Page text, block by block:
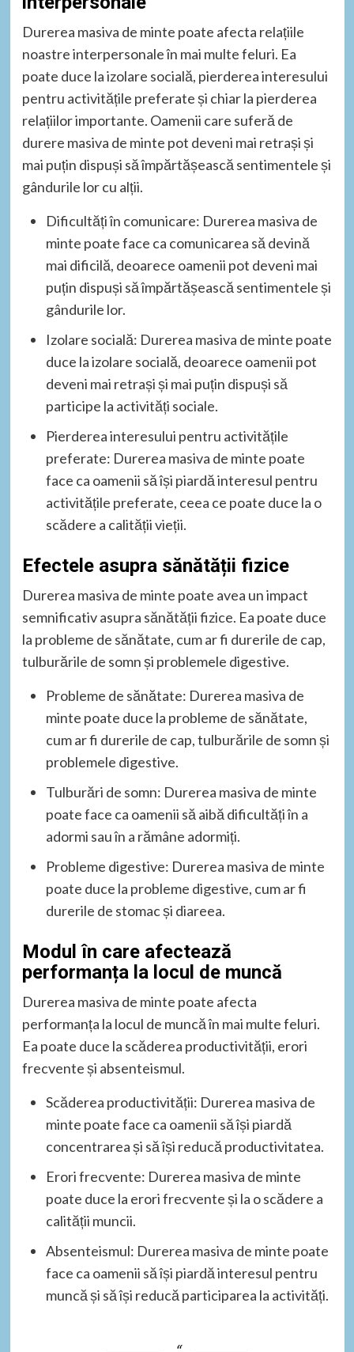
Durerea masiva de minte poate afecta relațiile
noastre interpersonale în mai multe feluri. Ea
poate duce la izolare socială, pierderea interesului
pentru activitățile preferate și chiar la pierderea
relațiilor importante. Oamenii care suferă de
durere masiva de minte pot deveni mai retrași și
mai puțin dispuși să împărtășească sentimentele și
gândurile lor cu alții.
Dificultăți în comunicare: Durerea masiva de
minte poate face ca comunicarea să devină
mai dificilă, deoarece oamenii pot deveni mai
puțin dispuși să împărtășească sentimentele și
gândurile lor.
Izolare socială: Durerea masiva de minte poate
duce la izolare socială, deoarece oamenii pot
deveni mai retrași și mai puțin dispuși să
participe la activități sociale.
Pierderea interesului pentru activitățile
preferate: Durerea masiva de minte poate
face ca oamenii să își piardă interesul pentru
activitățile preferate, ceea ce poate duce la o
scădere a calității vieții.
Efectele asupra sănătății fizice
Durerea masiva de minte poate avea un impact
semnificativ asupra sănătății fizice. Ea poate duce
la probleme de sănătate, cum ar fi durerile de cap,
tulburările de somn și problemele digestive.
Probleme de sănătate: Durerea masiva de
minte poate duce la probleme de sănătate,
cum ar fi durerile de cap, tulburările de somn și
problemele digestive.
Tulburări de somn: Durerea masiva de minte
poate face ca oamenii să aibă dificultăți în a
adormi sau în a rămâne adormiți.
Probleme digestive: Durerea masiva de minte
poate duce la probleme digestive, cum ar fi
durerile de stomac și diareea.
Modul în care afectează
performanța la locul de muncă
Durerea masiva de minte poate afecta
performanța la locul de muncă în mai multe feluri.
Ea poate duce la scăderea productivității, erori
frecvente și absenteismul.
Scăderea productivității: Durerea masiva de
minte poate face ca oamenii să își piardă
concentrarea și să își reducă productivitatea.
Erori frecvente: Durerea masiva de minte
poate duce la erori frecvente și la o scădere a
calității muncii.
Absenteismul: Durerea masiva de minte poate
face ca oamenii să își piardă interesul pentru
muncă și să își reducă participarea la activități.